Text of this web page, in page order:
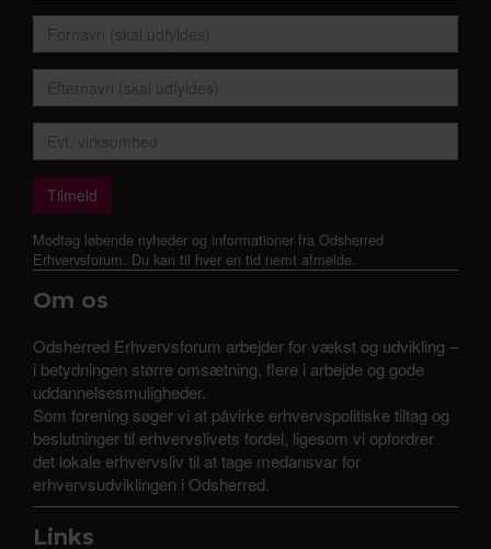
Modtag løbende nyheder og informationer fra Odsherred
Erhvervsforum. Du kan til hver en tid nemt afmelde.
Om os
Odsherred Erhvervsforum arbejder for vækst og udvikling –
i betydningen større omsætning, flere i arbejde og gode
uddannelsesmuligheder.
Som forening søger vi at påvirke erhvervspolitiske tiltag og
beslutninger til erhvervslivets fordel, ligesom vi opfordrer
det lokale erhvervsliv til at tage medansvar for
erhvervsudviklingen i Odsherred.
Links